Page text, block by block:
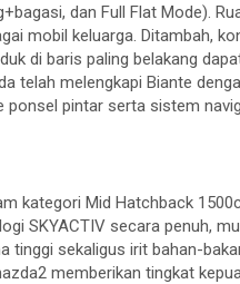
dan Full Flat Mode).
mobil keluarga. Ditambah,
di baris paling belakang
telah melengkapi Biante
ponsel pintar serta sistem
kategori Mid Hatchback
SKYACTIV secara penuh,
tinggi sekaligus irit bahan-
memberikan tingkat